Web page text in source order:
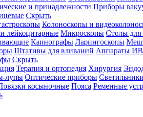
и принадлежности Приборы
Скрыть
Колоноскопы и
лейкоцитарные Микроскопы Столы для
Капнографы Ларингоскопы
Штативы для вливаний Аппараты
Скрыть
Терапия и ортопедия Хирургия
лупы Оптические приборы Светильники
косыночные Пояса Ременные